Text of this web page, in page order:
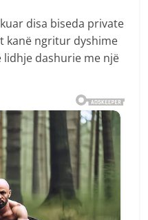
disa biseda private
kanë ngritur dyshime
dashurie me një